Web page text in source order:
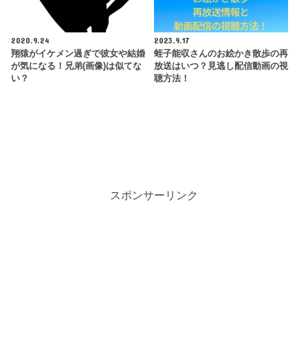
2020.9.24
翔猿がイケメン過ぎで彼女や結婚
が気になる！兄弟(画像)は似てな
い？
2023.9.17
蛭子能収さんのお絵かき散歩の再
放送はいつ？見逃し配信動画の視
聴方法！
スポンサーリンク